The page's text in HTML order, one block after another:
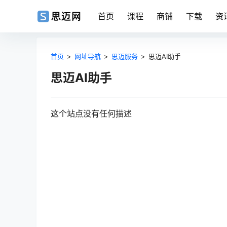
首页 课程 商铺 下载 资
首页 > 网址导航 > 思迈服务 > 思迈AI助手
思迈AI助手
这个站点没有任何描述